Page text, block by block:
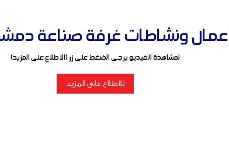
ونشاطات غرفة صناعة دمشق
لمشاهدة الفيديو يرجى الضغط على زر (الاطلاع على المزيد)
للاطلاع على المزيد